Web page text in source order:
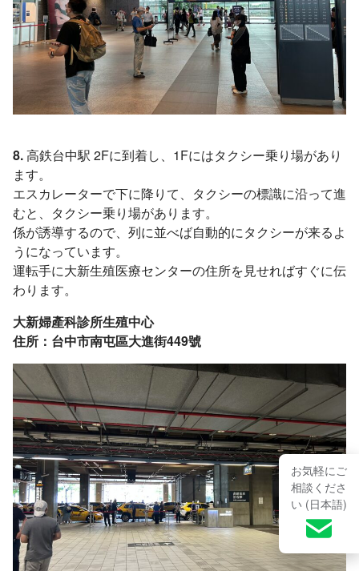
お気軽にご
相談くださ
い (日本語)
8.高鉄台中駅 2Fに到着し、1Fにはタクシー乗り場があり
ます。
エスカレーターで下に降りて、タクシーの標識に沿って進
むと、タクシー乗り場があります。
係が誘導するので、列に並べば自動的にタクシーが来るよ
うになっています。
運転手に大新生殖医療センターの住所を見せればすぐに伝
わります。
大新婦產科診所生殖中心
住所：台中市南屯區大進街449號